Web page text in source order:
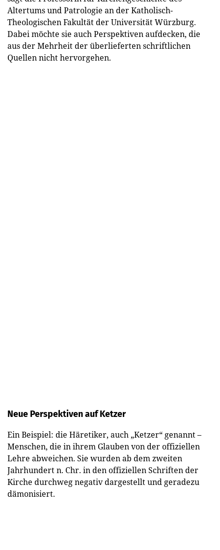
Altertums und Patrologie an der Katholisch-
Theologischen Fakultät der Universität Würzburg.
Dabei möchte sie auch Perspektiven aufdecken, die
aus der Mehrheit der überlieferten schriftlichen
Quellen nicht hervorgehen.
Neue Perspektiven auf Ketzer
Ein Beispiel: die Häretiker, auch „Ketzer“ genannt –
Menschen, die in ihrem Glauben von der offiziellen
Lehre abweichen. Sie wurden ab dem zweiten
Jahrhundert n. Chr. in den offiziellen Schriften der
Kirche durchweg negativ dargestellt und geradezu
dämonisiert.